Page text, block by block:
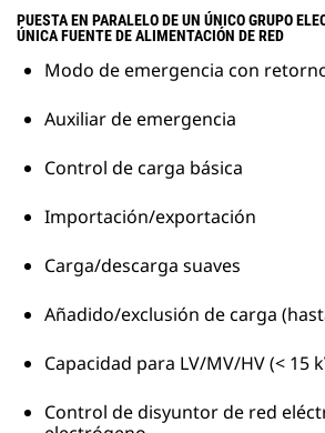
PUESTA EN PARALELO DE UN ÚNICO GRUPO
ÚNICA FUENTE DE ALIMENTACIÓN DE RED
Modo de emergencia con
Auxiliar de emergencia
Control de carga básica
Importación/exportación
Carga/descarga suaves
Añadido/exclusión de carga
Capacidad para LV/MV/HV (< 15
Control de disyuntor de red